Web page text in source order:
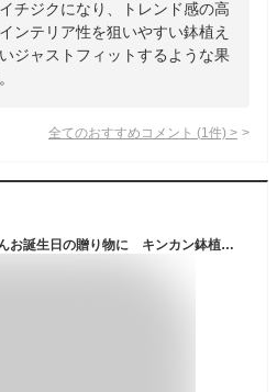
チジクになり、トレンド感の高
ンテリア性を狙いやすい鉢植え
ジャストフィットするような果
全てのおすすめコメント (1 件) >
2026年開花後実のなるきんかんお誕生日の贈り物に キンカン鉢植え【食べれる鉢植え】果樹の鉢植え金柑鉢植え